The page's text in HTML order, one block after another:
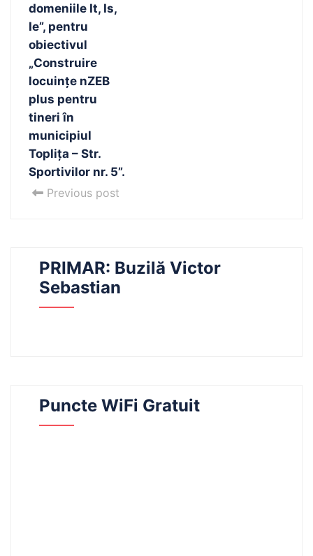
domeniile It, Is,
Ie”, pentru
obiectivul
„Construire
locuințe nZEB
plus pentru
tineri în
municipiul
Toplița – Str.
Sportivilor nr. 5”.
Previous post
PRIMAR: Buzilă Victor
Sebastian
Puncte WiFi Gratuit